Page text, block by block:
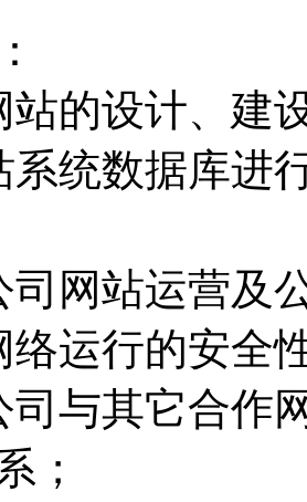
站的设计、建
系统数据库进
司网站运营及
络运行的安全
司与其它合作
；